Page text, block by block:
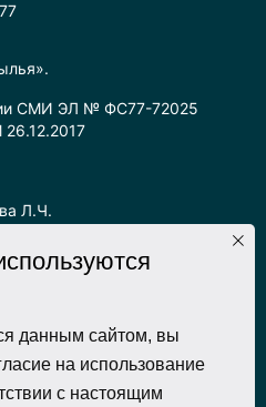
СМИ ЭЛ № ФС77-72025
Л.Ч.
для лиц старше 16 лет.
опубликованные на сайте,
законодательством
Любое использование
возможно только
(ООО «Крылья») и при строгом
сетевых ресурсов –
данным сайтом, вы
на использование
с настоящим